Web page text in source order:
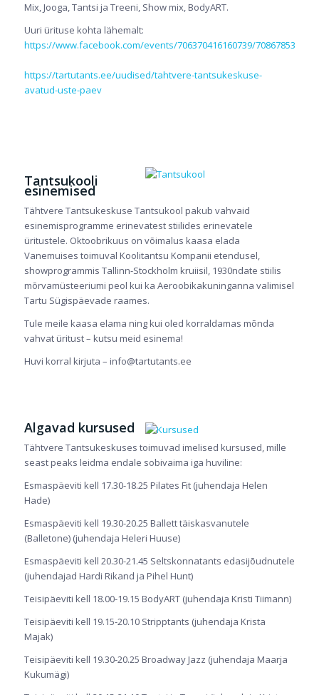
Mix, Jooga, Tantsi ja Treeni, Show mix, BodyART.
Uuri ürituse kohta lähemalt:
https://www.facebook.com/events/706370416160739/
https://tartutants.ee/uudised/tahtvere-tantsukeskuse-
avatud-uste-paev
Tantsukooli
esinemised
Tähtvere Tantsukeskuse Tantsukool pakub vahvaid
esinemisprogramme erinevatest stiilides erinevatele
üritustele. Oktoobrikuus on võimalus kaasa elada
Vanemuises toimuval Koolitantsu Kompanii etendusel,
showprogrammis Tallinn-Stockholm kruiisil, 1930ndate stiilis
mõrvamüsteeriumi peol kui ka Aeroobikakuninganna valimisel
Tartu Sügispäevade raames.
Tule meile kaasa elama ning kui oled korraldamas mõnda
vahvat üritust – kutsu meid esinema!
Huvi korral kirjuta – info@tartutants.ee
Algavad kursused
Tähtvere Tantsukeskuses toimuvad imelised kursused, mille
seast peaks leidma endale sobivaima iga huviline:
Esmaspäeviti kell 17.30-18.25 Pilates Fit (juhendaja Helen
Hade)
Esmaspäeviti kell 19.30-20.25 Ballett täiskasvanutele
(Balletone) (juhendaja Heleri Huuse)
Esmaspäeviti kell 20.30-21.45 Seltskonnatants edasijõudnutele
(juhendajad Hardi Rikand ja Pihel Hunt)
Teisipäeviti kell 18.00-19.15 BodyART (juhendaja Kristi Tiimann)
Teisipäeviti kell 19.15-20.10 Stripptants (juhendaja Krista
Majak)
Teisipäeviti kell 19.30-20.25 Broadway Jazz (juhendaja Maarja
Kukumägi)